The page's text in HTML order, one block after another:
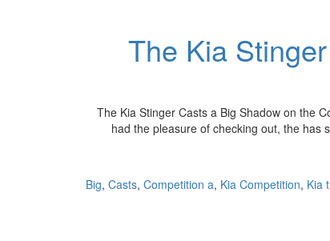
The Kia
The Kia Stinger Casts a Big Shadow on the
had the pleasure of checking out, the has
Big, Casts, Competition a, Kia Competition, Kia